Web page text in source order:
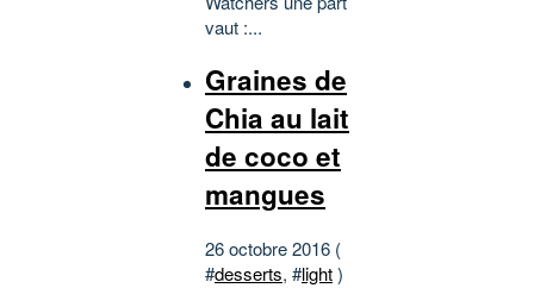
vaut :...
Graines de
Chia au lait
de coco et
mangues
26 octobre 2016 (
#desserts, #light)